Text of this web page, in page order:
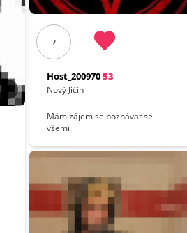
?
Host_20097053
Nový Jičín
Mám zájem se poznávat se
všemi